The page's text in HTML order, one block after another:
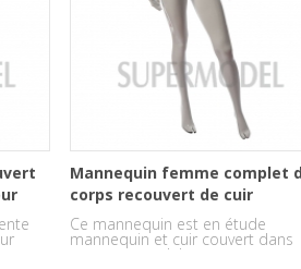
Mannequin femme complet
corps recouvert de cuir
Ce mannequin est en étude
mannequin et cuir couvert dans
une posture debout.